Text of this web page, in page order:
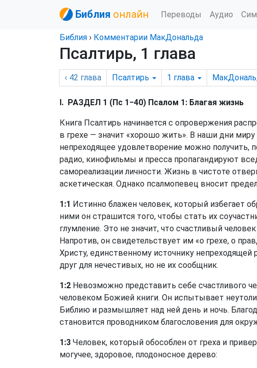
Библия онлайн Переводы Аудио
Библия › Комментарии МакДональда
Псалтирь, 1 глава
‹ 42 глава Псалтирь 1 глава
I. РАЗДЕЛ 1 (Пс 1−40) Псалом 1: Благая жизнь
Книга Псалтирь начинается с опровержения
в грехе — значит «хорошо жить». В наши дни
непреходящее удовлетворение можно получить,
радио, кинофильмы и пресса пропагандируют
самореализации личности. Жизнь в чистоте
аскетическая. Однако псалмопевец вносит
1:1 Истинно блажен человек, который избегает
ними он страшится того, чтобы стать их
глумление. Это не значит, что счастливый
Напротив, он свидетельствует им «о грехе, о
Христу, единственному источнику
друг для нечестивых, но не их сообщник.
1:2 Невозможно представить себе счастливого
человеком Божией книги. Он испытывает
Библию и размышляет над ней день и ночь.
становится проводником благословения для
1:3 Человек, который обособлен от греха и
могучее, здоровое, плодоносное дерево: